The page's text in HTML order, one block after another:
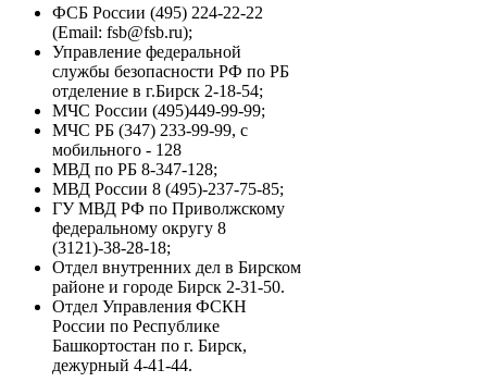
ФСБ России (495) 224-22-22
(Email: fsb@fsb.ru);
Управление федеральной
службы безопасности РФ по РБ
отделение в г.Бирск 2-18-54;
МЧС России (495)449-99-99;
МЧС РБ (347) 233-99-99, с
мобильного - 128
МВД по РБ 8-347-128;
МВД России 8 (495)-237-75-85;
ГУ МВД РФ по Приволжскому
федеральному округу 8
(3121)-38-28-18;
Отдел внутренних дел в Бирском
районе и городе Бирск 2-31-50.
Отдел Управления ФСКН
России по Республике
Башкортостан по г. Бирск,
дежурный 4-41-44.